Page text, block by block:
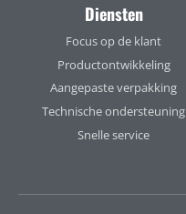
Diensten
Focus op de klant
Productontwikkeling
Aangepaste verpakking
Technische ondersteuning
Snelle service